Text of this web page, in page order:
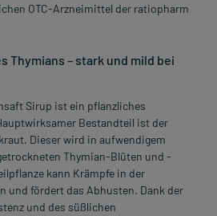
OTC-Arzneimittel der ratiopharm
Thymians – stark und mild bei
Sirup ist ein pflanzliches
Bestandteil ist der
Dieser wird in aufwendigem
Thymian-Blüten und -
kann Krämpfe in der
und fördert das Abhusten. Dank der
und des süßlichen